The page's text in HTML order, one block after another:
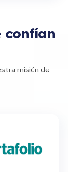
confían
misión de